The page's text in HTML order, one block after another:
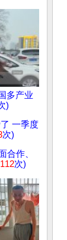
多产业
)
一季度
次)
合作、
次)